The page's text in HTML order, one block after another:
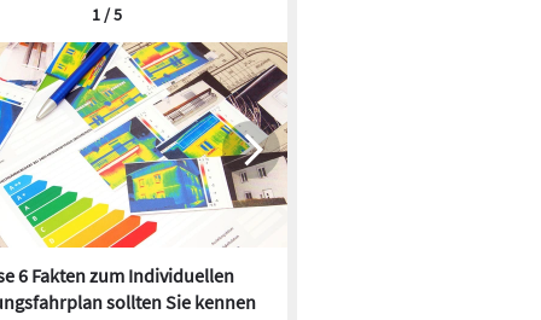
© Hottgenroth Software GmbH & Co. KG
6 Fakten zum Individuellen
sollten Sie kennen
1 / 5